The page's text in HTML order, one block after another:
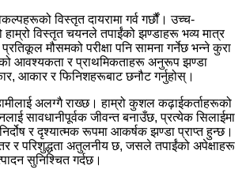
विस्तृत दायरामा गर्व गर्छौं। उच्च-
विस्तृत चयनले तपाईंको झण्डाहरू भव्य मात्र
मौसमको परीक्षा पनि सामना गर्नेछ भन्ने कुरा
आवश्यकता र प्राथमिकताहरू अनुरूप झण्डा
आकार र फिनिशहरूबाट छनौट गर्नुहोस्।
अलग्गै राख्छ। हाम्रो कुशल कढ़ाईकर्ताहरूको
सावधानीपूर्वक जीवन्त बनाउँछ, प्रत्येक सिलाईमा
र दृश्यात्मक रूपमा आकर्षक झण्डा प्राप्त हुन्छ।
र परिशुद्धता अतुलनीय छ, जसले तपाईंको अपेक्षाहरू
सुनिश्चित गर्दछ।